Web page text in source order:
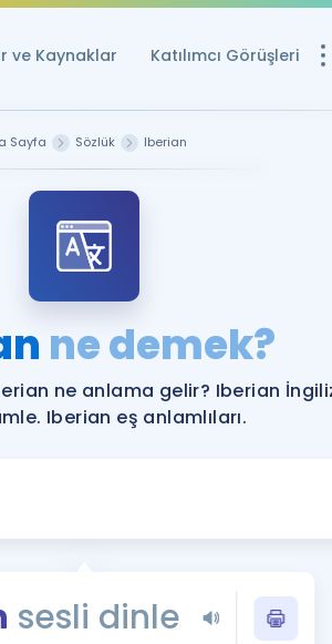
ve Kaynaklar Katılımcı Görüşleri
YDS ve YÖKDİL
Rehberlik Aracı
YDS ve
Tüm ÖSYM
YDS - YÖKDİL
Sayfa Sözlük Iberian
ne demek?
ne anlama gelir? Iberian
Iberian eş anlamlıları.
sesli dinle